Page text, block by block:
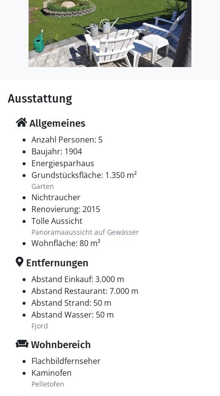
Ausstattung
Allgemeines
Anzahl Personen: 5
Baujahr: 1904
Energiesparhaus
Grundstücksfläche: 1.350 m²
Garten
Nichtraucher
Renovierung: 2015
Tolle Aussicht
Panoramaaussicht auf Gewässer
Wohnfläche: 80 m²
Entfernungen
Abstand Einkauf: 3.000 m
Abstand Restaurant: 7.000 m
Abstand Strand: 50 m
Abstand Wasser: 50 m
Fjord
Wohnbereich
Flachbildfernseher
Kaminofen
Pelletofen